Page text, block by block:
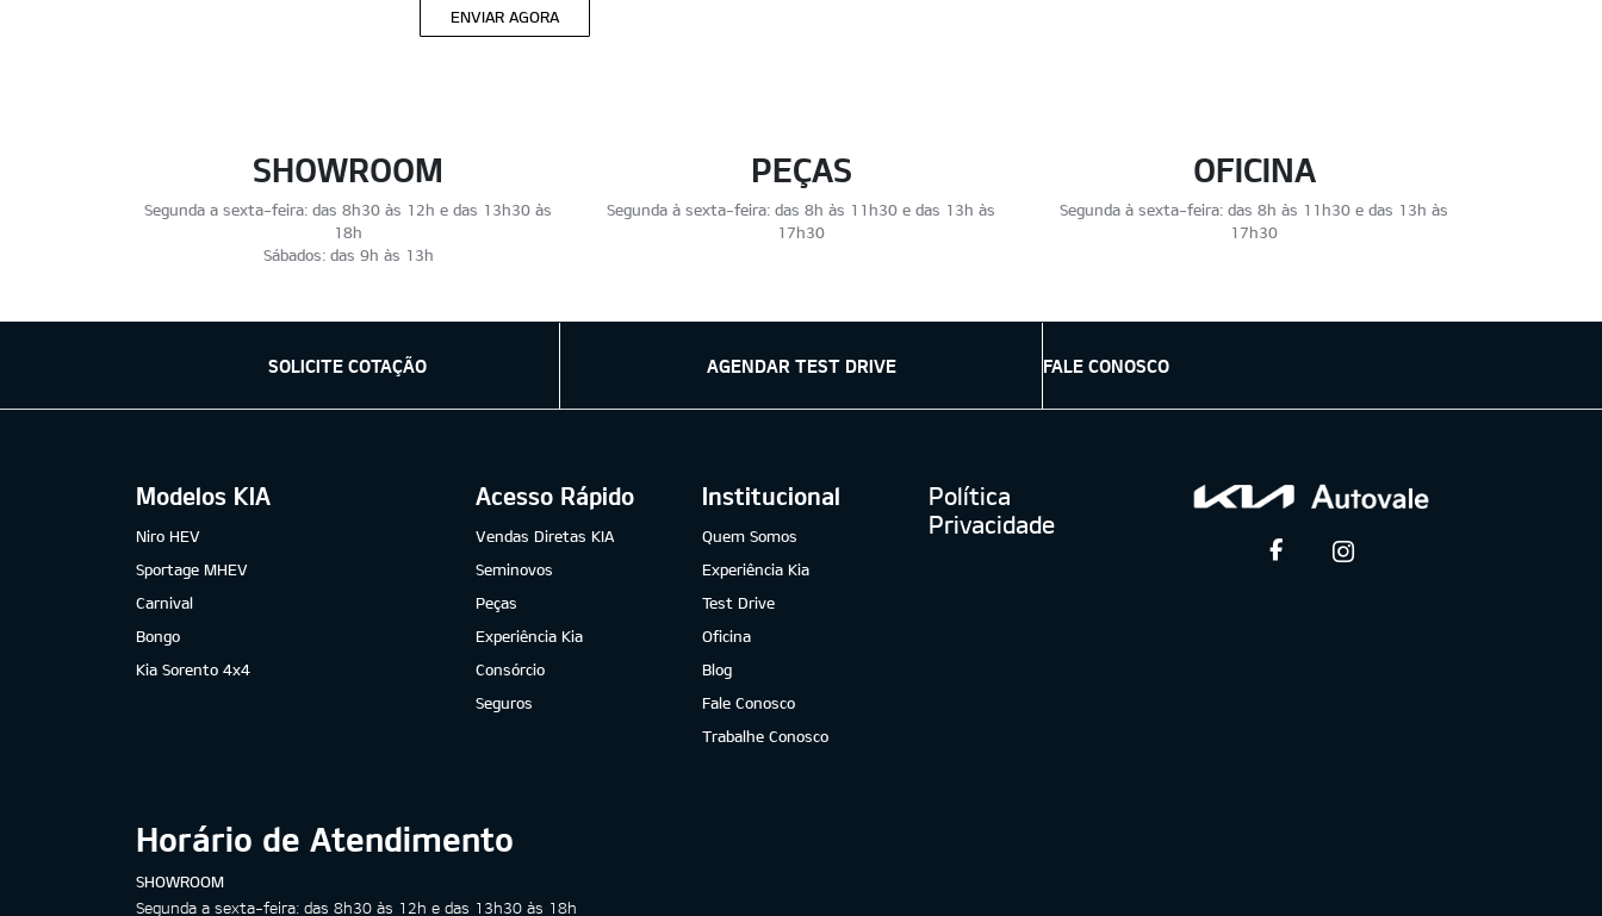
ENVIAR AGORA
SHOWROOM
Segunda a sexta-feira: das 8h30 às 12h e das 13h30 às
18h
Sábados: das 9h às 13h
PEÇAS
Segunda à sexta-feira: das 8h às 11h30 e das 13h às
17h30
OFICINA
Segunda à sexta-feira: das 8h às 11h30 e das 13h às
17h30
SOLICITE COTAÇÃO AGENDAR TEST DRIVE FALE CONOSCO
Modelos KIA
Niro HEV
Sportage MHEV
Carnival
Bongo
Kia Sorento 4x4
Acesso Rápido
Vendas Diretas KIA
Seminovos
Peças
Experiência Kia
Consórcio
Seguros
Institucional
Quem Somos
Experiência Kia
Test Drive
Oficina
Blog
Fale Conosco
Trabalhe Conosco
Política
Privacidade
Horário de Atendimento
SHOWROOM
Segunda a sexta-feira: das 8h30 às 12h e das 13h30 às 18h